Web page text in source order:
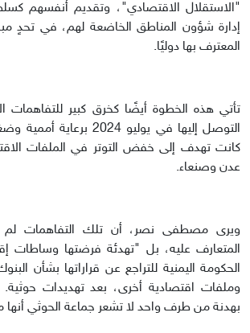
"الاستقلال الاقتصادي"، وتقديم أنفسهم
إدارة شؤون المناطق الخاضعة لهم، في تحدٍ
المعترف بها دوليًا.
تأتي هذه الخطوة أيضًا كخرق كبير للتفاهمات
التوصل إليها في يوليو 2024
كانت تهدف إلى خفض التوتر في الملفات
عدن وصنعاء.
ويرى مصطفى نصر، أن تلك التفاهمات لم
المتعارف عليه، بل "تهدئة فرضتها وساطات
الحكومة اليمنية للتراجع عن قراراتها بشأن
وملفات اقتصادية أخرى، بعد تهديدات حوثية.
بهدنة من طرف واحد لا تشعر جماعة الحوثي أنها